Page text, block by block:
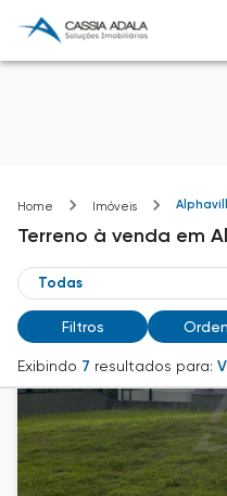
Home Imóveis
Terreno à venda em
Filtros
Exibindo 7 resultados para: